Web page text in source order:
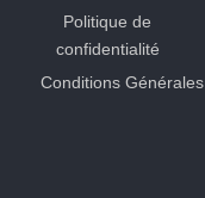
Politique de
confidentialité
Conditions Générales